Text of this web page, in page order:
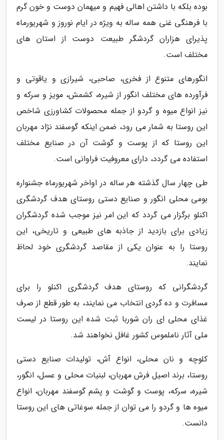
بوده بلکه با داشتن اهالی فهیم و میهمان دوست و خون گرم
با فرهنگی غنی همه ساله به ویژه در ایام نوروز و شهریورماه
پذیرای هزاران گردشگر طبیعت دوست از استان های
مختلف است.
انگورهای متنوع از فخری، صاحبی، شیرازی و یاقوتی و
فرآورده های مختلف انگور از شیره، کشمش، مویز و سرکه و
نیز انواع میوه و گردو از جمله محصولات کشاورزی شاخص
این روستا به شمار می رود، ضمن اینکه گوسفند نژاد مهربان
این روستا که از پوست و گوشت آن در صنایع مختلف
استفاده می گردد، دارای معروفیت فراوانی است.
طی چهار سال گذشته هر ساله در اواخر شهریورماه جشنواره
بومی محلی انگور و صنایع دستی روستای هدف گردشگری
اکنلو برگزار می گردد که این امر نیز موجب شده گردشگران
زیادی برای بازدید از جاذبه های طبیعی و تاریخی، این
روستا را به عنوان یکی از مقاصد گردشگری خود لحاظ
نمایند.
گردشگرانی که روستای هدف گردشگری اکنلو را برای
مسافرت و ده گردی انتخاب می نمایند، به طور قطع از صرف
غذای محلی اِی ران شوربا ثبت شده این روستا در لیست
ملی آثار ناملموس کشور غافل نخواهند شد.
کلوچه و نان محلی، انواع آش، تولیدات صنایع دستی
روستا، برند اصیل فرش مهربان، لبنیات محلی و عسل، انگور،
شیره، سرکه، پوست و گوشت و پشم گوسفند مهربان، انواع
میوه ها و گردو را می توان از جمله سوغاتی های این روستا
دانست.